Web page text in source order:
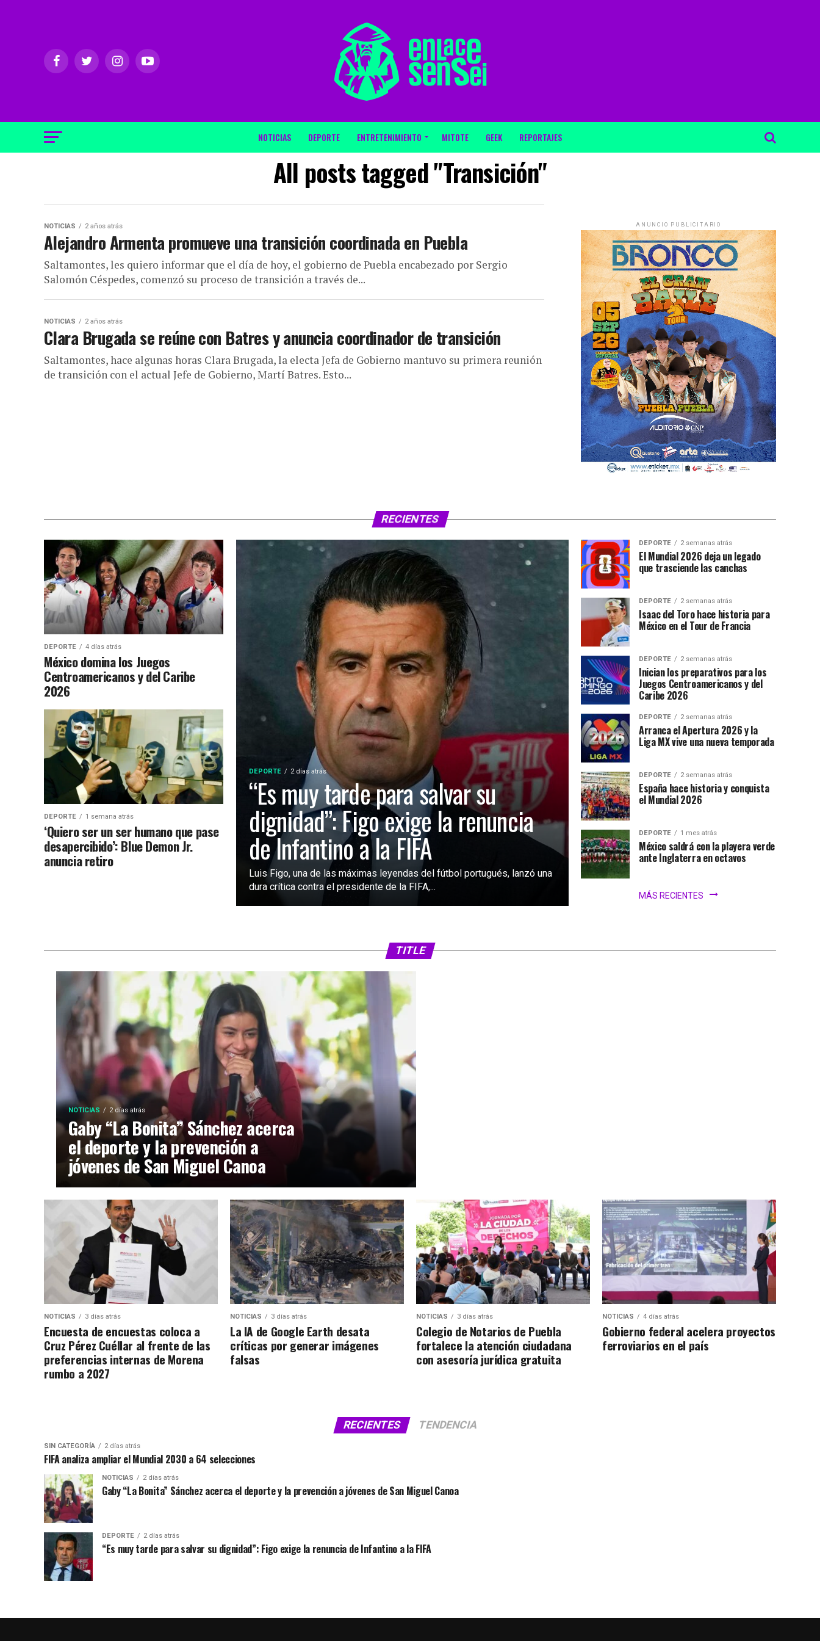
NOTICIAS DEPORTE ENTRETENIMIENTO MITOTE GEEK REPORTAJES
All posts tagged "Transición"
NOTICIAS 2 años atrás
Alejandro Armenta promueve una transición coordinada en Puebla
Saltamontes, les quiero informar que el día de hoy, el gobierno de Puebla encabezado por Sergio
Salomón Céspedes, comenzó su proceso de transición a través de...
NOTICIAS 2 años atrás
Clara Brugada se reúne con Batres y anuncia coordinador de transición
Saltamontes, hace algunas horas Clara Brugada, la electa Jefa de Gobierno mantuvo su primera reunión
de transición con el actual Jefe de Gobierno, Martí Batres. Esto...
ANUNCIO PUBLICITARIO
RECIENTES
DEPORTE 2 días atrás
“Es muy tarde para salvar su
dignidad”: Figo exige la renuncia
de Infantino a la FIFA
Luis Figo, una de las máximas leyendas del fútbol portugués, lanzó una
dura crítica contra el presidente de la FIFA,...
DEPORTE 4 días atrás
México domina los Juegos
Centroamericanos y del Caribe
2026
DEPORTE 1 semana atrás
‘Quiero ser un ser humano que pase
desapercibido’: Blue Demon Jr.
anuncia retiro
DEPORTE 2 semanas atrás
El Mundial 2026 deja un legado
que trasciende las canchas
DEPORTE 2 semanas atrás
Isaac del Toro hace historia para
México en el Tour de Francia
DEPORTE 2 semanas atrás
Inician los preparativos para los
Juegos Centroamericanos y del
Caribe 2026
DEPORTE 2 semanas atrás
Arranca el Apertura 2026 y la
Liga MX vive una nueva temporada
DEPORTE 2 semanas atrás
España hace historia y conquista
el Mundial 2026
DEPORTE 1 mes atrás
México saldrá con la playera verde
ante Inglaterra en octavos
MÁS RECIENTES
TITLE
2030 a 64 selecciones
NOTICIAS 2 días atrás
Gaby “La Bonita” Sánchez acerca
el deporte y la prevención a
jóvenes de San Miguel Canoa
NOTICIAS 3 días atrás
Encuesta de encuestas coloca a
Cruz Pérez Cuéllar al frente de las
preferencias internas de Morena
rumbo a 2027
NOTICIAS 3 días atrás
La IA de Google Earth desata
críticas por generar imágenes
falsas
NOTICIAS 3 días atrás
Colegio de Notarios de Puebla
fortalece la atención ciudadana
con asesoría jurídica gratuita
NOTICIAS 4 días atrás
Gobierno federal acelera proyectos
ferroviarios en el país
RECIENTES TENDENCIA
SIN CATEGORÍA 2 días atrás
FIFA analiza ampliar el Mundial 2030 a 64 selecciones
NOTICIAS 2 días atrás
Gaby “La Bonita” Sánchez acerca el deporte y la prevención a jóvenes de San Miguel Canoa
DEPORTE 2 días atrás
“Es muy tarde para salvar su dignidad”: Figo exige la renuncia de Infantino a la FIFA